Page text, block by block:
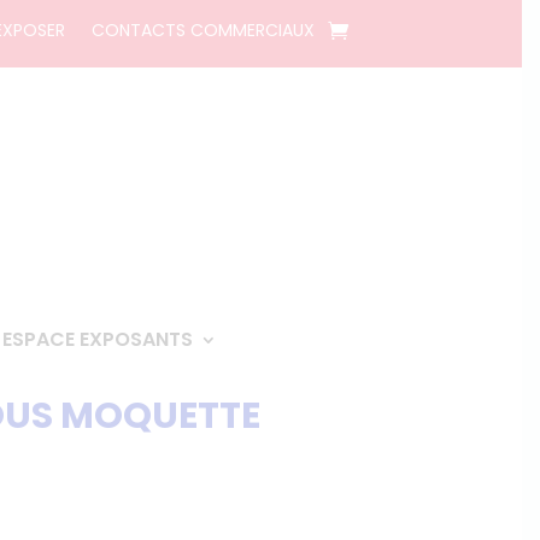
CONTACTS COMMERCIAUX
ESPACE EXPOSANTS
MOQUETTE